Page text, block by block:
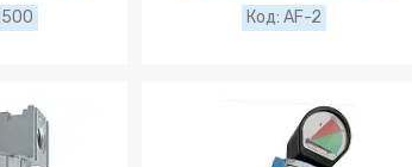
AF-2